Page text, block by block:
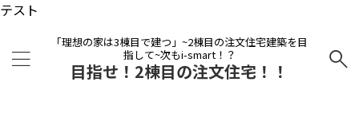
テスト
「理想の家は3棟目で建つ」~2棟目の注文住宅建築を目
指して~次もi-smart！？
目指せ！2棟目の注文住宅！！